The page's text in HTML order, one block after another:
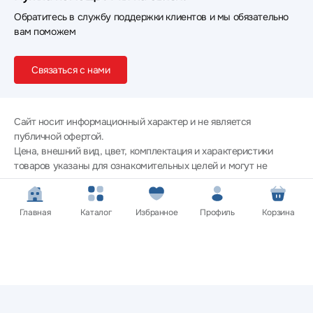
Обратитесь в службу поддержки клиентов и мы обязательно
вам поможем
Связаться с нами
Сайт носит информационный характер и не является
публичной офертой.
Цена, внешний вид, цвет, комплектация и характеристики
товаров указаны для ознакомительных целей и могут не
совпадать с соответствующими параметрами поставляемых
товаров - уточняйте информацию у менеджера при
оформлении заказа.
Главная Каталог Избранное Профиль Корзина